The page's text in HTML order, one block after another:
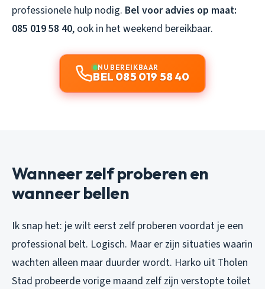
professionele hulp nodig. Bel voor advies op maat:
085 019 58 40, ook in het weekend bereikbaar.
NU BEREIKBAAR
BEL 085 019 58 40
Wanneer zelf proberen en
wanneer bellen
Ik snap het: je wilt eerst zelf proberen voordat je een
professional belt. Logisch. Maar er zijn situaties waarin
wachten alleen maar duurder wordt. Harko uit Tholen
Stad probeerde vorige maand zelf zijn verstopte toilet